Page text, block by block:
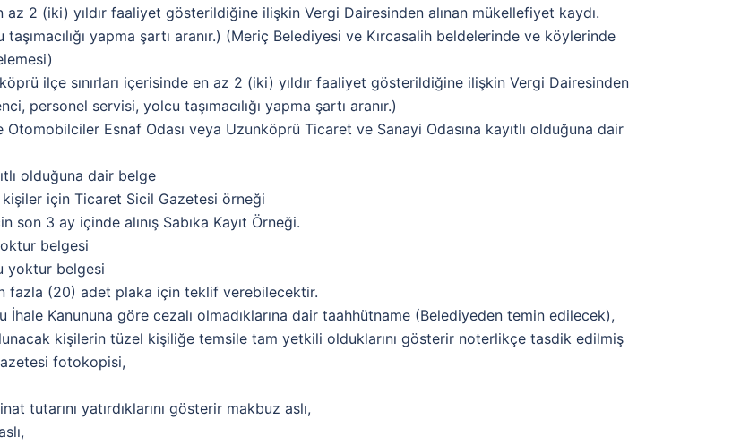
2 (iki) yıldır faaliyet gösterildiğine ilişkin Vergi Dairesinden alınan mükellefiyet kaydı.
yapma şartı aranır.) (Meriç Belediyesi ve Kırcasalih beldelerinde ve köylerinde
ilçe sınırları içerisinde en az 2 (iki) yıldır faaliyet gösterildiğine ilişkin Vergi Dairesinden
personel servisi, yolcu taşımacılığı yapma şartı aranır.)
Esnaf Odası veya Uzunköprü Ticaret ve Sanayi Odasına kayıtlı olduğuna dair
olduğuna dair belge
için Ticaret Sicil Gazetesi örneği
3 ay içinde alınış Sabıka Kayıt Örneği.
belgesi
yoktur belgesi
fazla (20) adet plaka için teklif verebilecektir.
İhale Kanununa göre cezalı olmadıklarına dair taahhütname (Belediyeden temin edilecek),
kişilerin tüzel kişiliğe temsile tam yetkili olduklarını gösterir noterlikçe tasdik edilmiş
fotokopisi,
tutarını yatırdıklarını gösterir makbuz aslı,